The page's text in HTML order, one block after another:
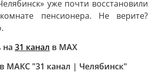
уже почти восстановили
пенсионера. Не верите?
на 31 канал в МАХ
МАКС "31 канал | Челябинск"